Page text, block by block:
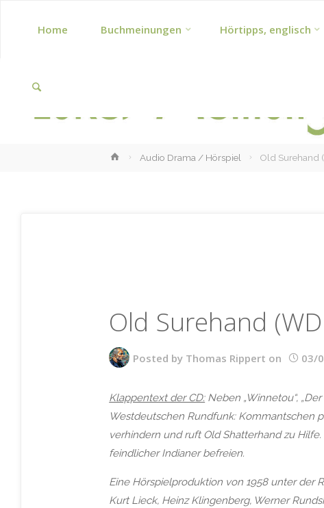
content
Home Buchmeinungen Hörtipps, englisch
HomeAudio Drama / Hörspiel Old Surehand
Old Surehand
Posted by Thomas Rippert on 03/
Klappentext der CD:Neben „Winnetou“,
Westdeutschen Rundfunk: Kommantschen
verhindern und ruft Old Shatterhand zu
feindlicher Indianer befreien.
Eine Hörspielproduktion von 1958 unter der
Kurt Lieck, Heinz Klingenberg, Werner